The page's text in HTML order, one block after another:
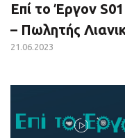
Επί το Έργον
– Πωλητής
21.06.2023